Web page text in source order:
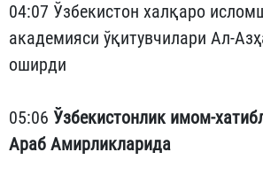
04:07 Ўзбекистон халқаро
академияси ўқитувчилари Ал-
оширди
05:06 Ўзбекистонлик имом-
Араб Амирликларида